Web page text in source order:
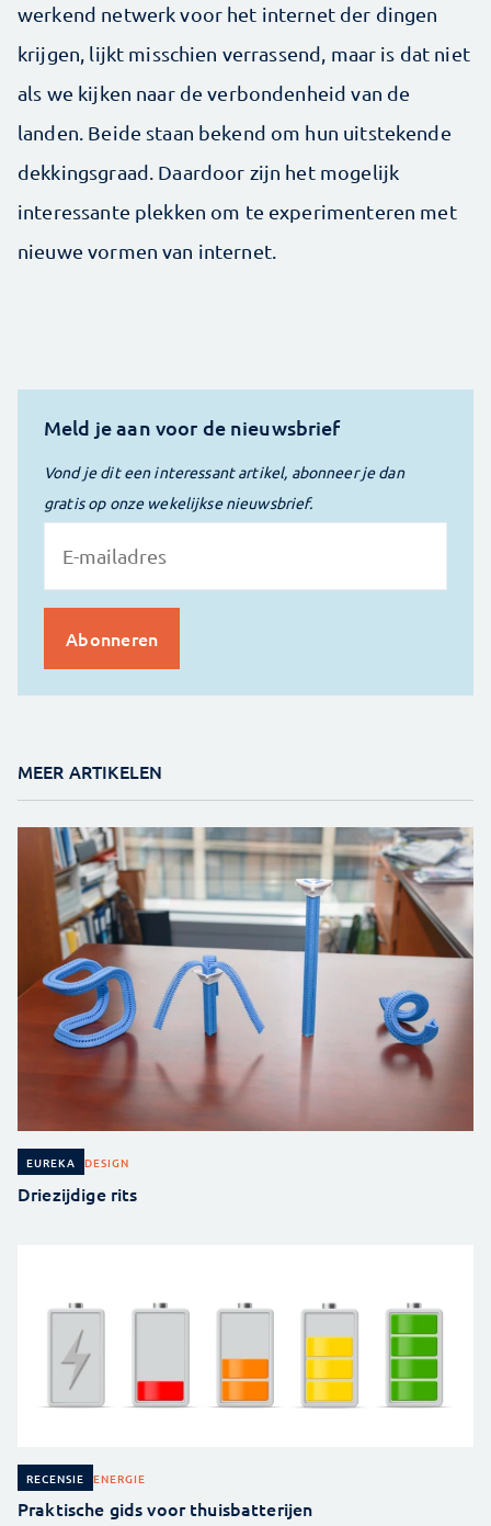
werkend netwerk voor het internet der dingen
krijgen, lijkt misschien verrassend, maar is dat niet
als we kijken naar de verbondenheid van de
landen. Beide staan bekend om hun uitstekende
dekkingsgraad. Daardoor zijn het mogelijk
interessante plekken om te experimenteren met
nieuwe vormen van internet.
Meld je aan voor de nieuwsbrief
Vond je dit een interessant artikel, abonneer je dan
gratis op onze wekelijkse nieuwsbrief.
MEER ARTIKELEN
EUREKA DESIGN
Driezijdige rits
RECENSIE ENERGIE
Praktische gids voor thuisbatterijen